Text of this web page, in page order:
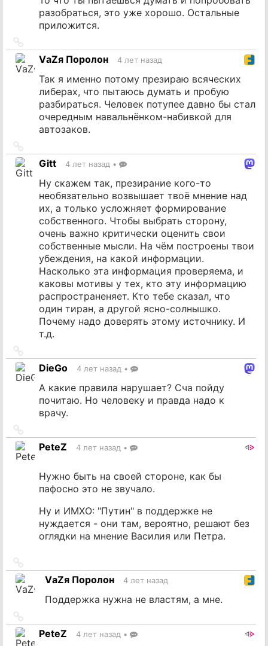
разобраться, это уже хорошо. Остальные
приложится.
на
источник
VаZя Поролон 4 лет назад
Так я именно потому презираю всяческих
либерах, что пытаюсь думать и пробую
разбираться. Человек потупее давно бы стал
очередным навальнёнком-набивкой для
автозаков.
на
источник
Gitt 4 лет назад •
Ну скажем так, презирание кого-то
необязательно возвышает твоё мнение над
их, а только усложняет формирование
собственного. Чтобы выбрать сторону,
очень важно критически оценить свои
собственные мысли. На чём построены твои
убеждения, на какой информации.
Насколько эта информация проверяема, и
каковы мотивы у тех, кто эту информацию
распространеняет. Кто тебе сказал, что
один тиран, а другой ясно-солнышко.
Почему надо доверять этому источнику. И
т.д.
на
источник
DieGo 4 лет назад •
А какие правила нарушает? Сча пойду
почитаю. Но человеку и правда надо к
врачу.
на
источник
PeteZ 4 лет назад •
Нужно быть на своей стороне, как бы
пафосно это не звучало.
Ну и ИМХО: "Путин" в поддержке не
нуждается - они там, вероятно, решают без
оглядки на мнение Василия или Петра.
на
источникVаZя Поролон 4 лет назад
Поддержка нужна не властям, а мне.
на
источник
PeteZ 4 лет назад •